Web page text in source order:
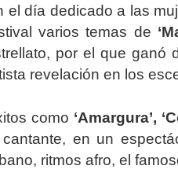
el día dedicado a las
varios temas de
por el que ganó
revelación en los
como ‘Amargura’,
cantante, en un
ritmos afro, el